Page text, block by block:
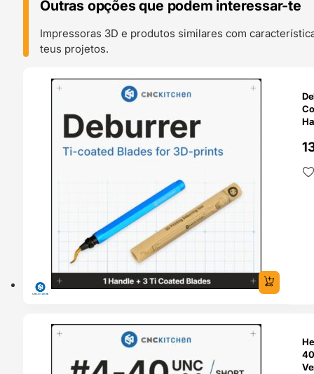
Outras opções que podem interessar-te
Impressoras 3D e produtos similares com
teus projetos.